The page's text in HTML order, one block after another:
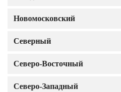
Новомосковский
Северный
Северо-Восточный
Северо-Западный